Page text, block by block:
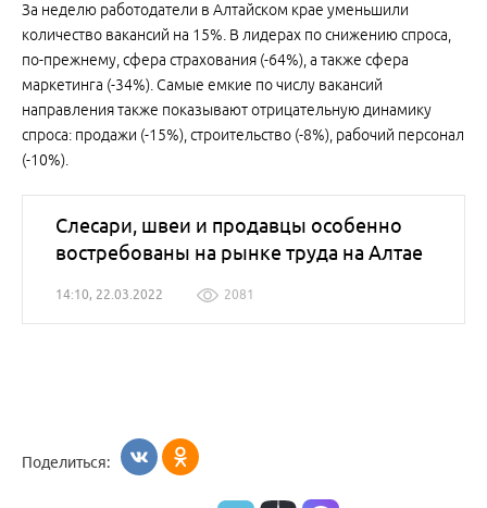
За неделю работодатели в Алтайском крае уменьшили
количество вакансий на 15%. В лидерах по снижению спроса,
по-прежнему, сфера страхования (-64%), а также сфера
маркетинга (-34%). Самые емкие по числу вакансий
направления также показывают отрицательную динамику
спроса: продажи (-15%), строительство (-8%), рабочий персонал
(-10%).
Слесари, швеи и продавцы особенно
востребованы на рынке труда на Алтае
14:10, 22.03.2022 2081
Поделиться: